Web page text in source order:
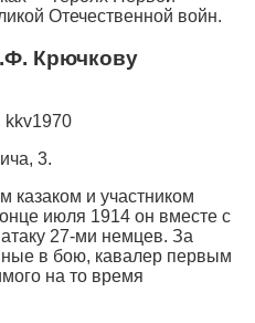
Отечественной войн.
Крючкову
kkv1970
3.
казаком и участником
июля 1914 он вместе с
27-ми немцев. За
в бою, кавалер первым
на то время